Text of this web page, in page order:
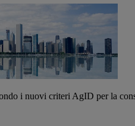
i nuovi criteri AgID per la